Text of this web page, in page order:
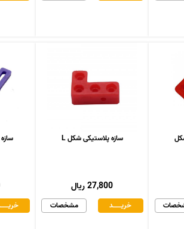
سازه پلاستیکی شکل L
27,800 ریال
مشخصات خریـــــــد